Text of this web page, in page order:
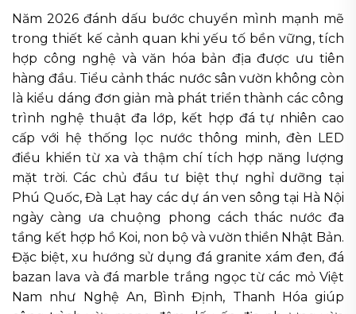
Năm 2026 đánh dấu bước chuyển mình mạnh mẽ
trong thiết kế cảnh quan khi yếu tố bền vững, tích
hợp công nghệ và văn hóa bản địa được ưu tiên
hàng đầu. Tiểu cảnh thác nước sân vườn không còn
là kiểu dáng đơn giản mà phát triển thành các công
trình nghệ thuật đa lớp, kết hợp đá tự nhiên cao
cấp với hệ thống lọc nước thông minh, đèn LED
điều khiển từ xa và thậm chí tích hợp năng lượng
mặt trời. Các chủ đầu tư biệt thự nghỉ dưỡng tại
Phú Quốc, Đà Lạt hay các dự án ven sông tại Hà Nội
ngày càng ưa chuộng phong cách thác nước đa
tầng kết hợp hồ Koi, non bộ và vườn thiền Nhật Bản.
Đặc biệt, xu hướng sử dụng đá granite xám đen, đá
bazan lava và đá marble trắng ngọc từ các mỏ Việt
Nam như Nghệ An, Bình Định, Thanh Hóa giúp